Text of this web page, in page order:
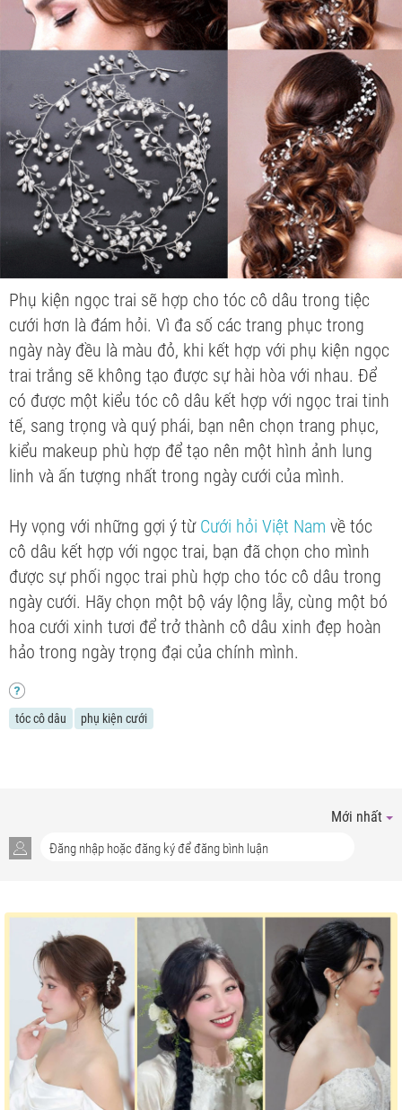
Phụ kiện ngọc trai sẽ hợp cho tóc cô dâu trong tiệc
cưới hơn là đám hỏi. Vì đa số các trang phục trong
ngày này đều là màu đỏ, khi kết hợp với phụ kiện ngọc
trai trắng sẽ không tạo được sự hài hòa với nhau. Để
có được một kiểu tóc cô dâu kết hợp với ngọc trai tinh
tế, sang trọng và quý phái, bạn nên chọn trang phục,
kiểu makeup phù hợp để tạo nên một hình ảnh lung
linh và ấn tượng nhất trong ngày cưới của mình.
Hy vọng với những gợi ý từ Cưới hỏi Việt Nam về tóc
cô dâu kết hợp với ngọc trai, bạn đã chọn cho mình
được sự phối ngọc trai phù hợp cho tóc cô dâu trong
ngày cưới. Hãy chọn một bộ váy lộng lẫy, cùng một bó
hoa cưới xinh tươi để trở thành cô dâu xinh đẹp hoàn
hảo trong ngày trọng đại của chính mình.
tóc cô dâu phụ kiện cưới
Mới nhất